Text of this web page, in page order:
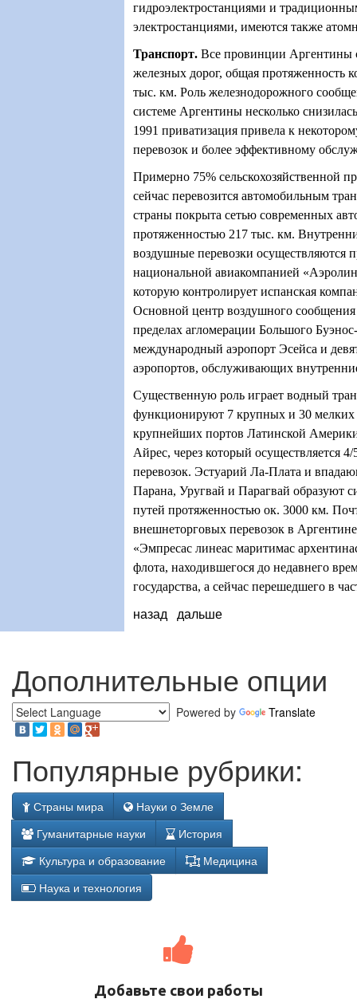
гидроэлектростанциями и
электростанциями, имеются также
Транспорт. Все провинции Аргентины
железных дорог, общая протяженность
тыс. км. Роль железнодорожного
системе Аргентины несколько
1991 приватизация привела к
перевозок и более эффективному
Примерно 75% сельскохозяйственной
сейчас перевозится автомобильным
страны покрыта сетью современных
протяженностью 217 тыс. км.
воздушные перевозки осуществляются
национальной авиакомпанией
которую контролирует испанская
Основной центр воздушного
пределах агломерации Большого
международный аэропорт Эсейса и
аэропортов, обслуживающих
Существенную роль играет водный
функционируют 7 крупных и 30
крупнейших портов Латинской Америки
Айрес, через который осуществляется 4/
перевозок. Эстуарий Ла-Плата и
Парана, Уругвай и Парагвай образуют
путей протяженностью ок. 3000 км.
внешнеторговых перевозок в
«Эмпресас линеас маритимас
флота, находившегося до недавнего
государства, а сейчас перешедшего в
назад дальше
Дополнительные опции
Powered by Translate
Популярные рубрики:
Страны мира
Науки о Земле
Гуманитарные науки
История
Культура и образование
Медицина
Наука и технология
Добавьте свои работы